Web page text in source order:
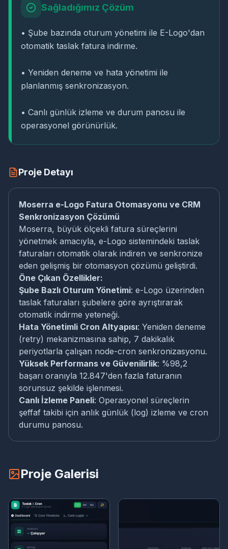
Sağladığımız Çözüm
• Şube bazında oturum yönetimi ile E-Logo'dan
otomatik taslak fatura indirme.
• Yeniden deneme ve hata yönetimi ile
planlanmış senkronizasyon.
• Canlı günlük izleme ve durum panosu ile
operasyonel görünürlük.
Proje Detayı
Moserra e-Logo Fatura Otomasyonu ve CRM
Senkronizasyon Çözümü
Moserra, büyük ölçekli fatura süreçlerini
yönetmek amacıyla, e-Logo sistemindeki taslak
faturaları otomatik olarak indiren ve senkronize
eden gelişmiş bir otomasyon çözümü geliştirdi.
Öne Çıkan Özellikler:
Şube Bazlı Oturum Yönetimi: e-Logo üzerinden
taslak faturaları şubelere göre ayrıştırarak
otomatik indirme yeteneği.
Hata Yönetimli Cron Altyapısı: Yeniden deneme
(retry) mekanizmasına sahip, 7 dakikalık
periyotlarla çalışan node-cron senkronizasyonu.
Yüksek Performans ve Güvenilirlik: %98,2
başarı oranıyla 12.847'den fazla faturanın
sorunsuz şekilde işlenmesi.
Canlı İzleme Paneli: Operasyonel süreçlerin
şeffaf takibi için anlık günlük (log) izleme ve cron
durumu panosu.
Proje Galerisi